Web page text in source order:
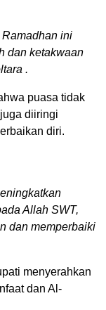
Ramadhan ini
dan ketakwaan
.
puasa tidak
diiringi
diri.
Allah SWT,
dan memperbaiki
menyerahkan
dan Al-